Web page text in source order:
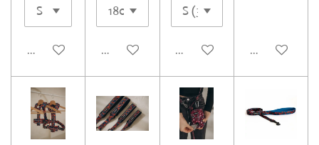
In winkelwagenIn winkelwagenIn winkelwagenIn